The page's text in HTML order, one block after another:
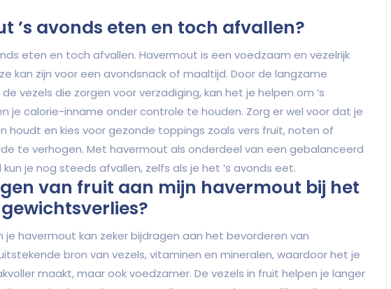
’s avonds eten en toch afvallen?
eten en toch afvallen. Havermout is een voedzaam en vezelrijk
kan zijn voor een avondsnack of maaltijd. Door de langzame
vezels die zorgen voor verzadiging, kan het je helpen om ’s
je calorie-inname onder controle te houden. Zorg er wel voor dat je
en kies voor gezonde toppings zoals vers fruit, noten of
te verhogen. Met havermout als onderdeel van een gebalanceerd
je nog steeds afvallen, zelfs als je het ’s avonds eet.
van fruit aan mijn havermout bij het
havermout kan zeker bijdragen aan het bevorderen van
bron van vezels, vitaminen en mineralen, waardoor het je
maakt, maar ook voedzamer. De vezels in fruit helpen je langer